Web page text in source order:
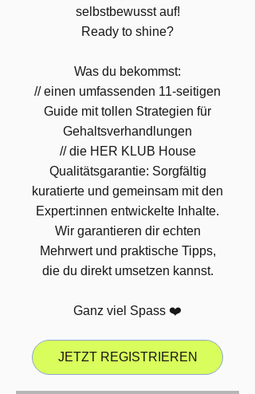
selbstbewusst auf!
Ready to shine?
Was du bekommst:
// einen umfassenden 11-seitigen
Guide mit tollen Strategien für
Gehaltsverhandlungen
// die HER KLUB House
Qualitätsgarantie: Sorgfältig
kuratierte und gemeinsam mit den
Expert:innen entwickelte Inhalte.
Wir garantieren dir echten
Mehrwert und praktische Tipps,
die du direkt umsetzen kannst.
Ganz viel Spass ❤️
JETZT REGISTRIEREN